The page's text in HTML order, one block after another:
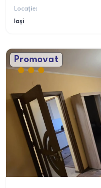
Locație:
Iași
Promovat